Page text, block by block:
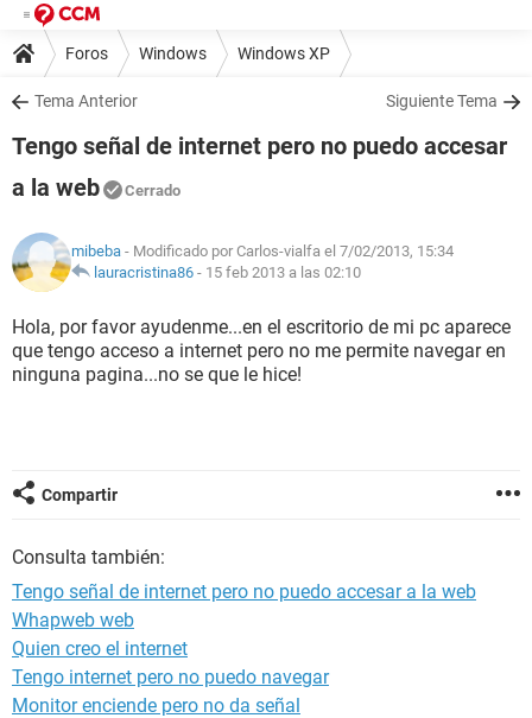
Foros Windows Windows XP
Tema Anterior Siguiente Tema
Tengo señal de internet pero no puedo accesar
a la web
Cerrado
mibeba - Modificado por Carlos-vialfa el 7/02/2013, 15:34
lauracristina86 - 15 feb 2013 a las 02:10
Hola, por favor ayudenme...en el escritorio de mi pc aparece
que tengo acceso a internet pero no me permite navegar en
ninguna pagina...no se que le hice!
Compartir
Consulta también:
Tengo señal de internet pero no puedo accesar a la web
Whapweb web
Quien creo el internet
Tengo internet pero no puedo navegar
Monitor enciende pero no da señal